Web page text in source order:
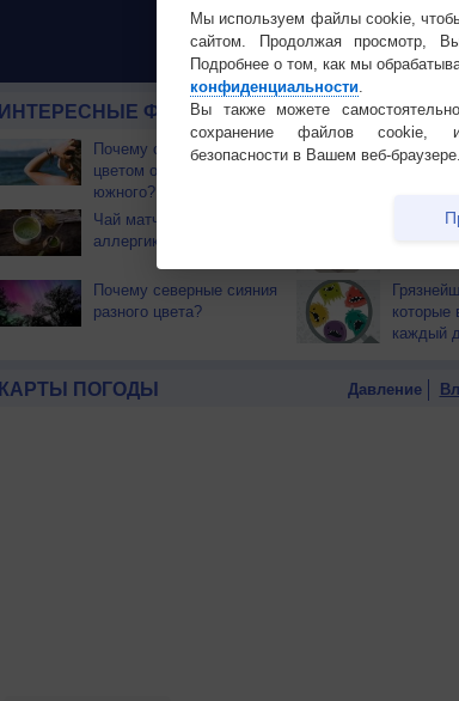
ИНТЕРЕСНЫЕ ФАКТЫ О ЧЕЛОВЕКЕ И ПРИРОДЕ
Почему северный загар
цветом отличается от
южного?
Букет
Чай матча может помочь
аллергикам
За
Почему северные сияния
разного цвета?
которые
каждый
КАРТЫ ПОГОДЫ Давление
Мы используем файлы cookie,
сайтом. Продолжая просмотр,
Подробнее о том, как мы
конфиденциальности.
Вы также можете
сохранение файлов cookie,
безопасности в Вашем веб-браузере.